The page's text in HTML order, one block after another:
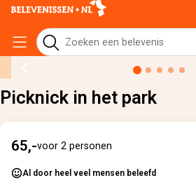
› Picknick in het park
Picknick in het park
65,-voor 2 personen
Al door heel veel mensen beleefd